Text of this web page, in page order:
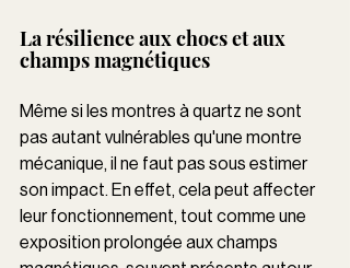
La résilience aux chocs et aux
champs magnétiques
Même si les montres à quartz ne sont
pas autant vulnérables qu'une montre
mécanique, il ne faut pas sous estimer
son impact. En effet, cela peut affecter
leur fonctionnement, tout comme une
exposition prolongée aux champs